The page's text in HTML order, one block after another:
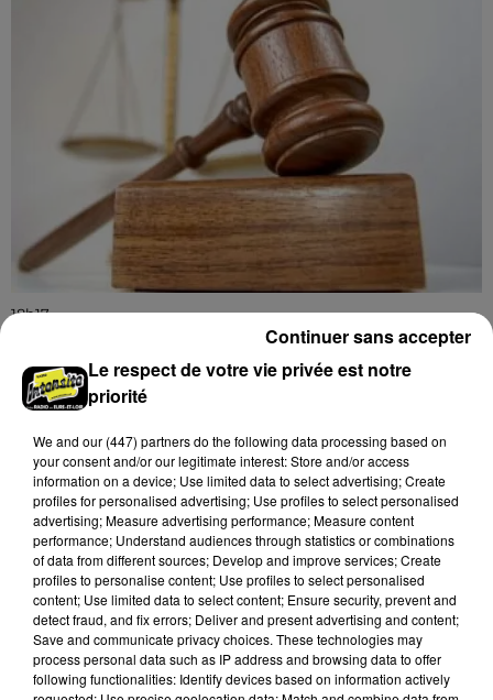
18h17
LE COUDRAY - VENTE AUX ENCHÈRES :
TSF, TÉLÉPHONES
Mardi 15 décembre à 10h00 à l'espace des ventes du
Coudray : vente aux enchères. TSF. Téléphones.
Le respect de votre vie privée est notre
priorité
We and our (447) partnersdo the following data processing based on
your consent and/or our legitimate interest: Store and/or access
information on a device; Use limited data to select advertising; Create
profiles for personalised advertising; Use profiles to select personalised
advertising; Measure advertising performance; Measure content
performance; Understand audiences through statistics or combinations
of data from different sources; Develop and improve services; Create
profiles to personalise content; Use profiles to select personalised
content; Use limited data to select content; Ensure security, prevent and
detect fraud, and fix errors; Deliver and present advertising and content;
Save and communicate privacy choices. These technologies may
process personal data such as IP address and browsing data to offer
following functionalities: Identify devices based on information actively
Continuer sans accepter